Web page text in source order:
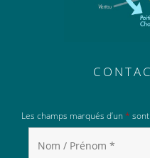
Les champs marqués d’un *